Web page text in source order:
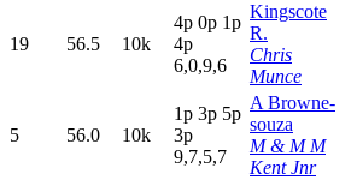
19 56.5 10k
4p 0p 1p
4p
6,0,9,6
Kingscote
R.
Chris
Munce
5 56.0 10k
1p 3p 5p
3p
9,7,5,7
A Browne-
souza
M & M M
Kent Jnr